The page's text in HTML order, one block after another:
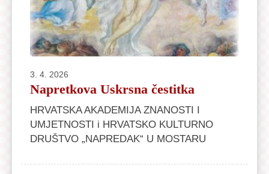
3. 4. 2026
Napretkova Uskrsna čestitka
HRVATSKA AKADEMIJA ZNANOSTI I
UMJETNOSTI i HRVATSKO KULTURNO
DRUŠTVO „NAPREDAK“ U MOSTARU